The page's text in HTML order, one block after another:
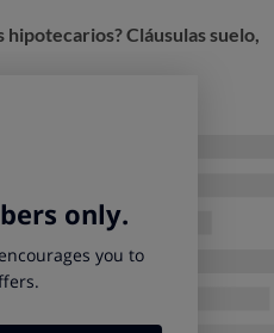
Cláusulas suelo,
lo que más crece son las
una tendencia de crecimiento a la
sobre tarjetas se
Banco de España no ha facilitado